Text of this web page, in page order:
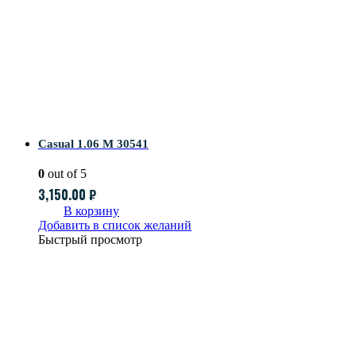
Casual 1.06 M 30541
0 out of 5
3,150.00 ₽
В корзину
Добавить в список желаний
Быстрый просмотр